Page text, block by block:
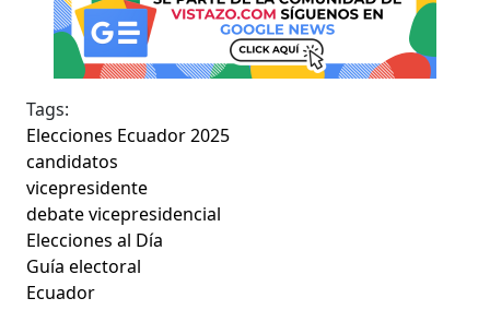
Tags:
Elecciones Ecuador 2025
candidatos
vicepresidente
debate vicepresidencial
Elecciones al Día
Guía electoral
Ecuador